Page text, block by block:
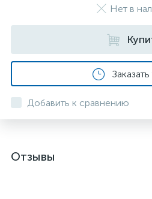
Нет в
Добавить к сравнению
Отзывы